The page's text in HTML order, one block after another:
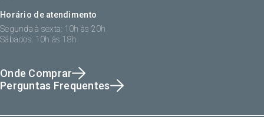
Horário de atendimento
Segunda à sexta: 10h às 20h
Sábados: 10h às 18h
Onde Comprar
Perguntas Frequentes